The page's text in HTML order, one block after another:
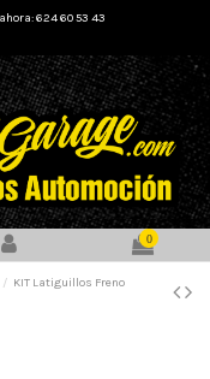
624 60 53 43
0
KIT Latiguillos Freno